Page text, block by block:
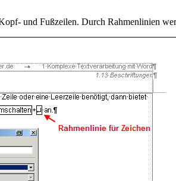
und Fußzeilen. Durch Rahmenlinien